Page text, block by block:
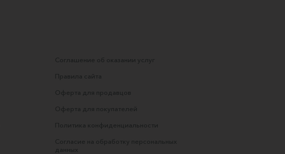
Соглашение об оказании услуг
Правила сайта
Оферта для продавцов
Оферта для покупателей
Политика конфиденциальности
Согласие на обработку персональных
данных